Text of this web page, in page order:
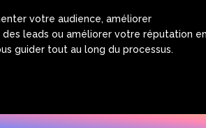
votre audience, améliorer
des leads ou améliorer votre réputation en
guider tout au long du processus.